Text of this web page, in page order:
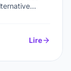
Lire